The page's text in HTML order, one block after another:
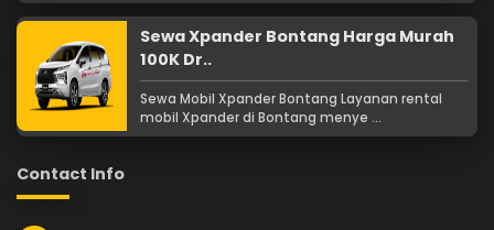
Sewa Xpander Bontang Harga Murah
100K Dr..
Sewa Mobil Xpander Bontang Layanan rental
mobil Xpander di Bontang menye ...
Contact Info